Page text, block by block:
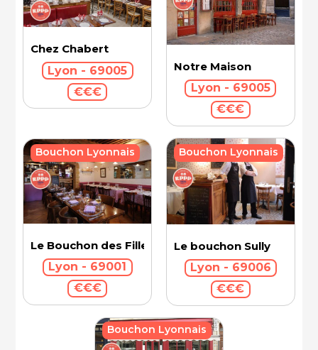
Chez Chabert
Lyon - 69005
€€€
Notre Maison
Lyon - 69005
€€€
Le Bouchon des Filles
Lyon - 69001
€€€
Bouchon Lyonnais
Le bouchon Sully
Lyon - 69006
€€€
Bouchon Lyonnais
Bouchon Lyonnais